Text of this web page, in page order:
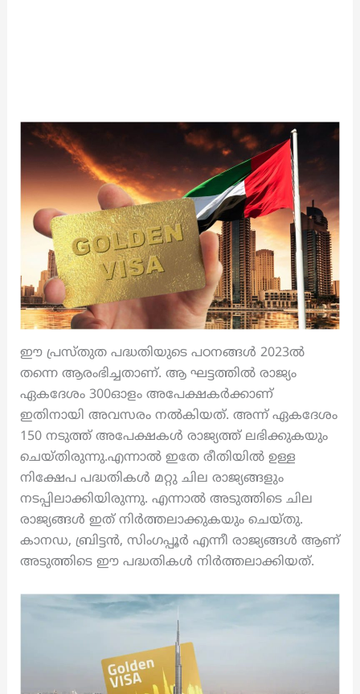
ഈ പ്രസ്തുത പദ്ധതിയുടെ പഠനങ്ങൾ 2023ൽ
തന്നെ ആരംഭിച്ചതാണ്. ആ ഘട്ടത്തിൽ രാജ്യം
ഏകദേശം 300ഓളം അപേക്ഷകർക്കാണ്
ഇതിനായി അവസരം നൽകിയത്. അന്ന് ഏകദേശം
150 നടുത്ത് അപേക്ഷകൾ രാജ്യത്ത് ലഭിക്കുകയും
ചെയ്തിരുന്നു.എന്നാൽ ഇതേ രീതിയിൽ ഉള്ള
നിക്ഷേപ പദ്ധതികൾ മറ്റു ചില രാജ്യങ്ങളും
നടപ്പിലാക്കിയിരുന്നു. എന്നാൽ അടുത്തിടെ ചില
രാജ്യങ്ങൾ ഇത് നിർത്തലാക്കുകയും ചെയ്തു.
കാനഡ, ബ്രിട്ടന്‍, സിംഗപ്പൂര്‍ എന്നീ രാജ്യങ്ങള്‍ ആണ്
അടുത്തിടെ ഈ പദ്ധതികള്‍ നിർത്തലാക്കിയത്.